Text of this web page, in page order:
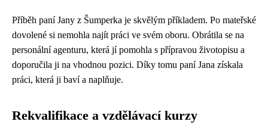
Příběh paní Jany z Šumperka je skvělým příkladem. Po mateřské
dovolené si nemohla najít práci ve svém oboru. Obrátila se na
personální agenturu, která jí pomohla s přípravou životopisu a
doporučila ji na vhodnou pozici. Díky tomu paní Jana získala
práci, která ji baví a naplňuje.
Rekvalifikace a vzdělávací kurzy